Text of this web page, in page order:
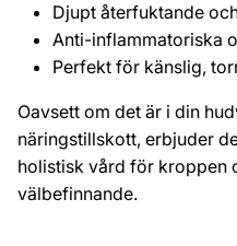
Djupt återfuktande
Anti-inflammatoriska
Perfekt för känslig,
Oavsett om det är i din
näringstillskott, erbjuder
holistisk vård för kroppen
välbefinnande.